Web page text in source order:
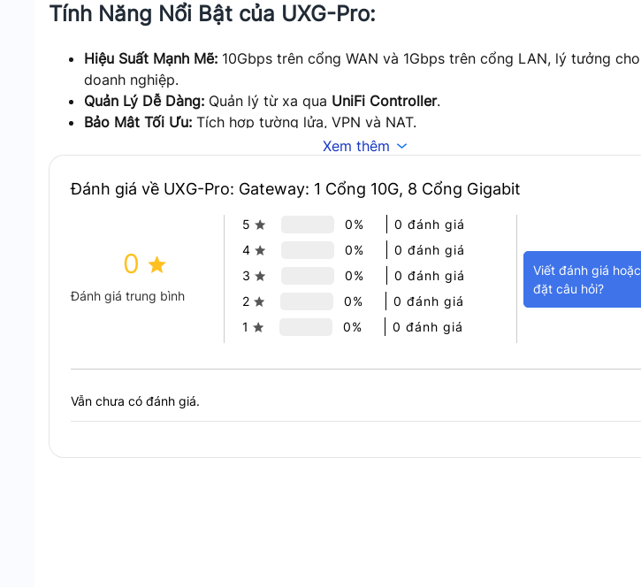
Tính Năng Nổi Bật của UXG-Pro:
Hiệu Suất Mạnh Mẽ: 10Gbps trên cổng WAN và 1Gbps trên cổng LAN, lý tưởng cho
doanh nghiệp.
Quản Lý Dễ Dàng: Quản lý từ xa qua UniFi Controller.
Bảo Mật Tối Ưu: Tích hợp tường lửa, VPN và NAT.
Hỗ trợ Dynamic DNS, VLAN, và Routing.
Xem thêm
Đánh giá về UXG-Pro: Gateway: 1 Cổng 10G, 8 Cổng Gigabit
0
Đánh giá trung bình
5 0%
0 đánh giá
4
0%
0 đánh giá
3
0%
0 đánh giá
2
0%
0 đánh giá
1
0% 0 đánh giá
Viết đánh giá hoặc
đặt câu hỏi?
Vẫn chưa có đánh giá.